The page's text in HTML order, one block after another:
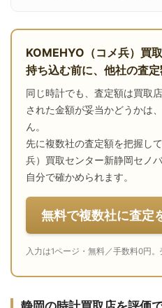
KOMEHYO（コメ兵）買
持ち込む前に、他社の査
同じ時計でも、査定額は買取
された金額が妥当かどうかは
ん。
先に複数社の査定額を把握し
兵）買取センター新静岡セノ
自分で確かめられます。
無料で複数社に査定
入力は1ページ・無料／手数料0円。